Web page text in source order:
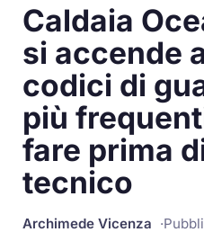
Caldaia
si accende
codici di
più
fare prima
tecnico
Archimede Vicenza